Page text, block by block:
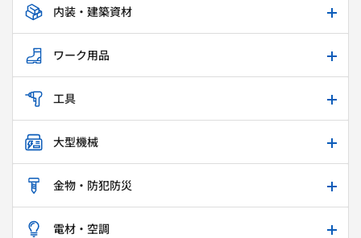
内装・建築資材
ワーク用品
工具
大型機械
金物・防犯防災
電材・空調